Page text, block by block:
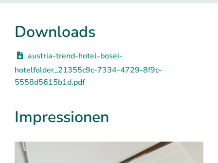
Downloads
austria-trend-hotel-bosei-
hotelfolder_21355c9c-7334-4729-8f9c-
5558d5615b1d.pdf
Impressionen